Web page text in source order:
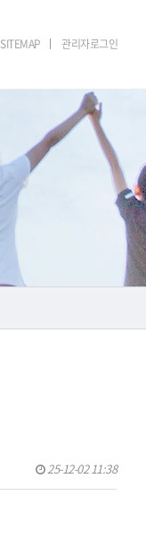
SITEMAP 관리자로그인
25-12-02 11:38